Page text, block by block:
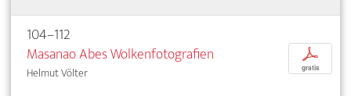
104–112
Masanao Abes Wolkenfotografien
Helmut Völter
p
gratis